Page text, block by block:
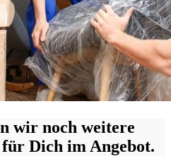
wir noch weitere
Dich im Angebot.